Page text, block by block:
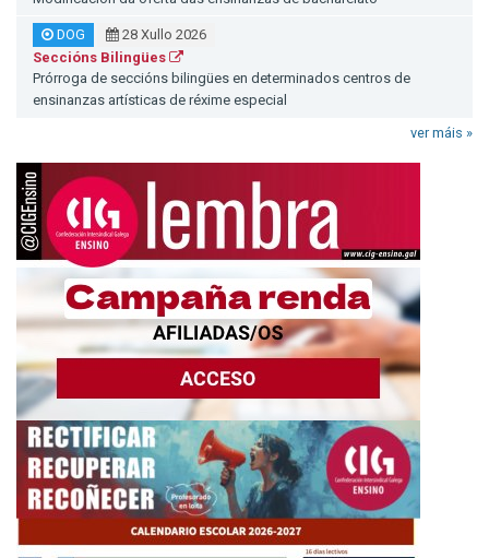
DOG
28 Xullo 2026
Seccións Bilingües
Prórroga de seccións bilingües en determinados centros de
ensinanzas artísticas de réxime especial
ver máis »